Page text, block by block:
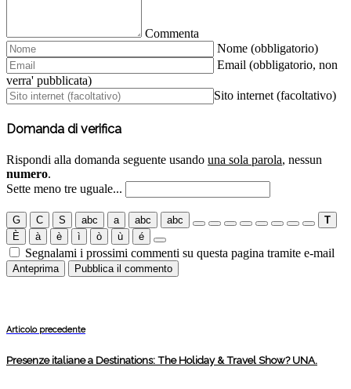
Commenta
Nome (obbligatorio)
Email (obbligatorio, non
verra' pubblicata)
Sito internet (facoltativo)
Domanda di verifica
Rispondi alla domanda seguente usando una sola parola, nessun
numero.
Sette meno tre uguale...
G C S abc a abc abc
T
È
à è ì ò ù é
Segnalami i prossimi commenti su questa pagina tramite e-mail
Articolo precedente
Presenze italiane a Destinations: The Holiday & Travel Show? UNA.